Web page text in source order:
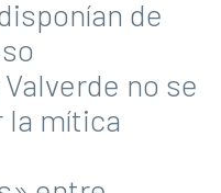
de
no se
la mítica